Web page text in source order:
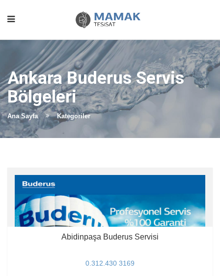
Ankara Buderus Servis
Bölgeleri
Ana Sayfa Kategoriler
Abidinpaşa Buderus Servisi
0.312.430 3169